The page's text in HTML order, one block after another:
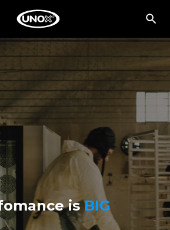
isBIG!